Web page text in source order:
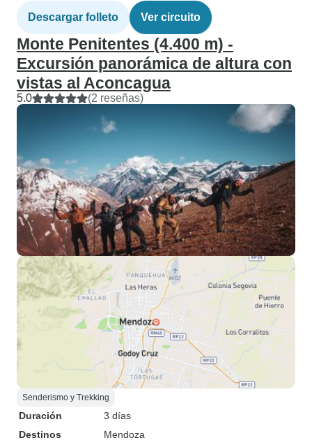
Descargar folleto Ver circuito
Monte Penitentes (4.400 m) -
Excursión panorámica de altura con
vistas al Aconcagua
5.0 (2 reseñas)
Senderismo y Trekking
Duración
3 días
Destinos
Mendoza